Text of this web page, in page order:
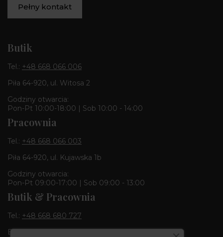
Pełny kontakt
Butik
Tel.: +48 668 066 006
Piła 64-920, ul. Witosa 2
Godziny otwarcia:
Pon-Pt 10:00-18:00 | Sob 10:00 - 14:00
Pracownia
Tel.: +48 668 066 003
Piła 64-920, ul. Kujawska 1b
Godziny otwarcia:
Pon-Pt 09:00-17:00 | Sob 09:00 - 13:00
Butik & Pracownia
Tel.: +48 668 680 727
Bydgoszcz 85-010, ul. Dworcowa 6